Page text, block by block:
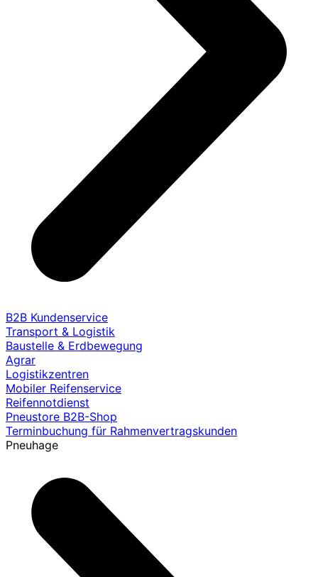
B2B Kundenservice
Transport & Logistik
Baustelle & Erdbewegung
Agrar
Logistikzentren
Mobiler Reifenservice
Reifennotdienst
Pneustore B2B-Shop
Terminbuchung für Rahmenvertragskunden
Pneuhage